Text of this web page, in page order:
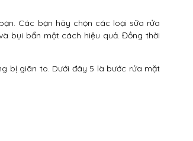
Các bạn hãy chọn các loại sữa rửa
bụi bẩn một cách hiệu quả. Đồng thời
bị giãn to. Dưới đây 5 là bước rửa mặt